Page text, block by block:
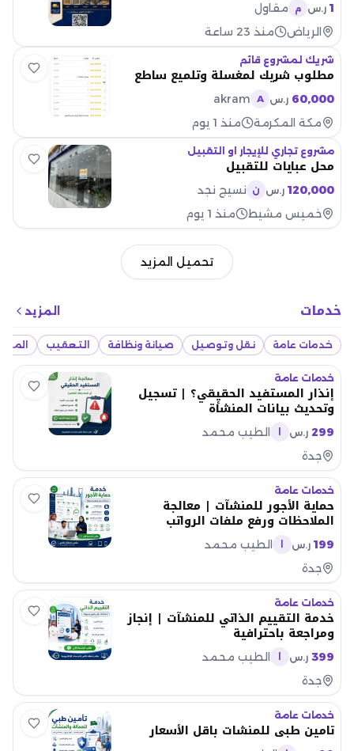
1 ر.س م
مقاول
الرياض
منذ 23 ساعة
شريك لمشروع قائم
مطلوب شريك لمغسلة وتلميع ساطع
60,000 ر.س A
akram
مكة المكرمة
منذ 1 يوم
مشروع تجاري للإيجار او التقبيل
محل عبايات للتقبيل
120,000 ر.س ن
نسيج نجد
خميس مشيط
منذ 1 يوم
تحميل المزيد
خدمات المزيد
خدمات عامة نقل وتوصيل صيانة ونظافة التعقيب
خدمات عامة
إنذار المستفيد الحقيقي؟ | تسجيل
وتحديث بيانات المنشأة
299 ر.س
الطيب محمد
جدة
خدمات عامة
حماية الأجور للمنشآت | معالجة
الملاحظات ورفع ملفات الرواتب
199 ر.س
الطيب محمد
جدة
خدمات عامة
خدمة التقييم الذاتي للمنشآت | إنجاز
ومراجعة باحترافية
399 ر.س
الطيب محمد
جدة
خدمات عامة
تامين طبي للمنشات باقل الأسعار